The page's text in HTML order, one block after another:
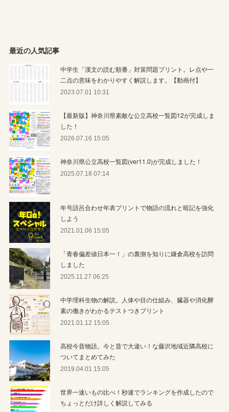
最近の人気記事
中学生「漢文の読む順番」対策問題プリント。レ点や一
二点の意味をわかりやすく解説します。【動画付】
2023.07.01 10:31
【最新版】神奈川県素敵な公立高校一覧図12が完成しま
した！
2026.07.16 15:05
神奈川県公立高校一覧図(ver11.0)が完成しました！
2025.07.18 07:14
年号語呂合わせ年表プリントで物語の流れと暗記を強化
しよう
2021.01.06 15:05
「青春偏差値日本一！」の裏側を知りに鎌倉高校を訪問
しました
2025.11.27 06:25
中学理科生物の解説。人体や目の仕組み、臓器や消化酵
素の働きがわかるテストつきプリント
2021.01.12 15:05
高校今昔物語。今と昔で大違い！な藤沢地域近隣高校に
ついてまとめてみた
2019.04.01 15:05
世界一速いもの比べ！秒速でランキングを作成したので
ちょっとだけ詳しく解説してみる